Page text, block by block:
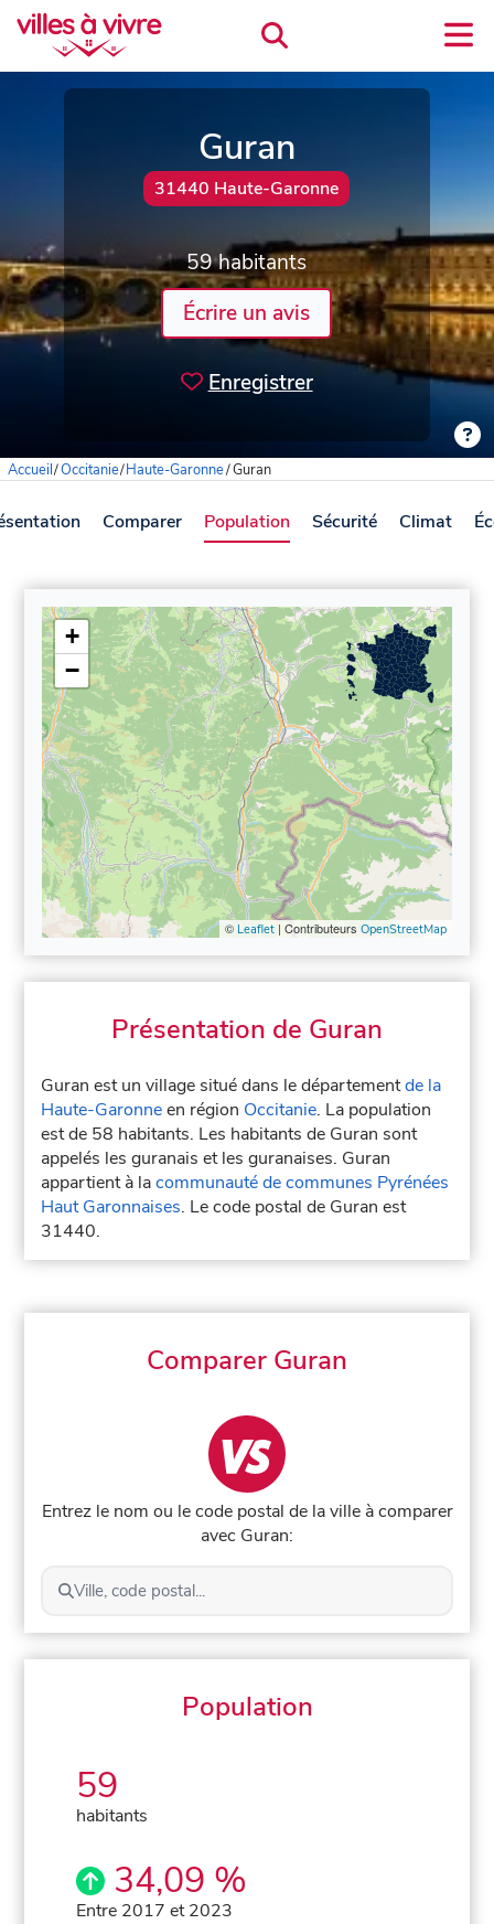
Guran
31440 Haute-Garonne
59 habitants
Écrire un avis
Enregistrer
Accueil/Occitanie/Haute-Garonne/Guran
Comparer Population Sécurité Climat
+
−
© Leaflet| Contributeurs OpenStreetMap
Présentation de Guran
Guran est un village situé dans le départementde la
Haute-Garonneen région Occitanie. La population
est de 58 habitants. Les habitants de Guran sont
appelés les guranais et les guranaises. Guran
appartient à lacommunauté de communes Pyrénées
Haut Garonnaises. Le code postal de Guran est
31440.
Comparer Guran
Entrez le nom ou le code postal de la ville à comparer
avec Guran:
Ville, code postal...
Population
59
habitants
34,09 %
Entre 2017 et 2023